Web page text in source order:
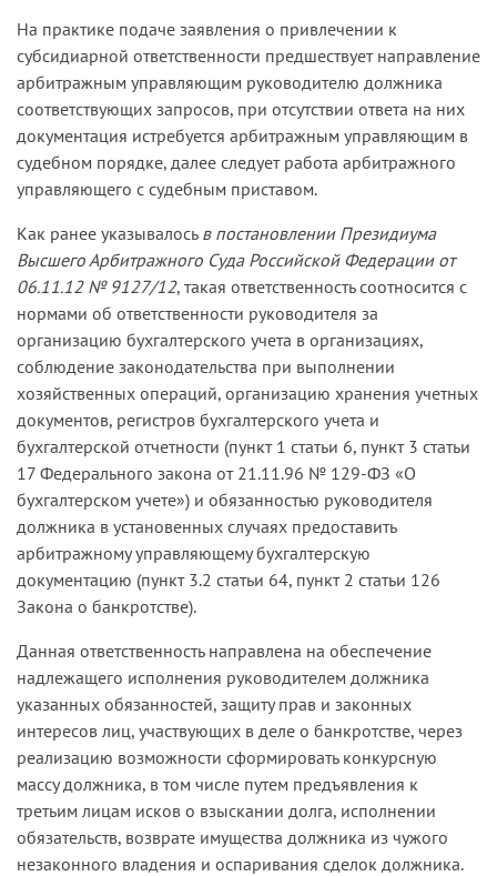
— сделка по выводу денежных средств из
общества-1 путем предоставления займа
обществу-2 находится за пределами разумного
предпринимательского риска, поскольку в деле
отсутствуют доказательства соблюдения
руководителем должника стандарта поведения
проверке платежеспособности контрагента
(общества-2) и обеспечению возвратности столь
значительной суммы займа;
— доказательств добросовестного поведения
должника по истребованию займа и/или
процентов по займу до ликвидации контрагента
в деле нет, а сам заем предоставлен без всяких
гарантий на три года лицу, которое, по
утверждению ответчика, не связано с
должником и не обеспечивало никаким
образом реализацию имущественных интересов
должника;
— данная сделка прикрывала вывод денежных
связанное с ней лицо.
М. не указала мотивы, которыми она
руководствовалась при предоставлении займа
обществу-2 в сумме 28 177 186 руб. 84 коп., не
привела разумного объяснения предоставления
займа без обепечения его возвратности, не
раскрыла причин, по которым займодавец —
общество-1 не оспорил ликвидацию заемщика в
На практике подаче заявления о привлечении к
субсидиарной ответственности предшествует направление
арбитражным управляющим руководителю должника
соответствующих запросов, при отсутствии ответа на них
документация истребуется арбитражным управляющим в
судебном порядке, далее следует работа арбитражного
управляющего с судебным приставом.
Как ранее указывалось в постановлении Президиума
Высшего Арбитражного Суда Российской Федерации от
06.11.12 № 9127/12, такая ответственность соотносится с
нормами об ответственности руководителя за
организацию бухгалтерского учета в организациях,
соблюдение законодательства при выполнении
хозяйственных операций, организацию хранения учетных
документов, регистров бухгалтерского учета и
бухгалтерской отчетности (пункт 1 статьи 6, пункт 3 статьи
17 Федерального закона от 21.11.96 № 129-ФЗ «О
бухгалтерском учете») и обязанностью руководителя
должника в установенных случаях предоставить
арбитражному управляющему бухгалтерскую
документацию (пункт 3.2 статьи 64, пункт 2 статьи 126
Закона о банкротстве).
Данная ответственность направлена на обеспечение
надлежащего исполнения руководителем должника
указанных обязанностей, защиту прав и законных
интересов лиц, участвующих в деле о банкротстве, через
реализацию возможности сформировать конкурсную
массу должника, в том числе путем предъявления к
третьим лицам исков о взыскании долга, исполнении
обязательств, возврате имущества должника из чужого
незаконного владения и оспаривания сделок должника.